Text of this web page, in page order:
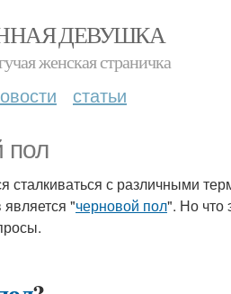
ДЕВУШКА
женская страничка
статьи
пол
сталкиваться с различными
"черновой пол". Но что